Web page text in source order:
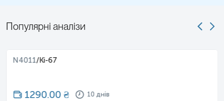
Популярні аналізи
N4011/Ki-67
1290.00₴ 10 днів